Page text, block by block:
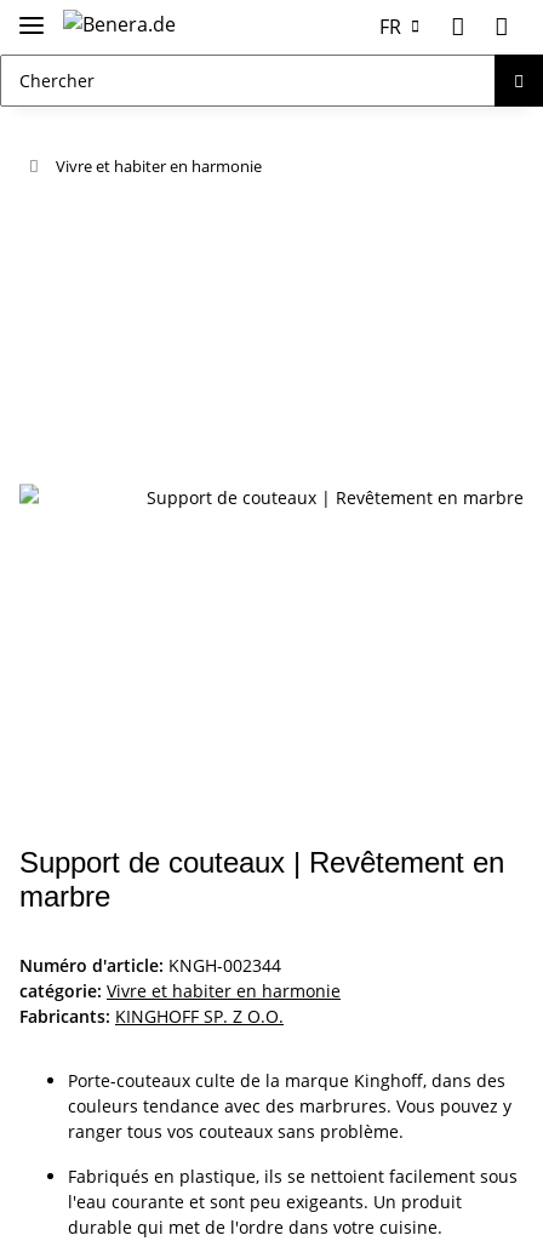
FR
Vivre et habiter en harmonie
Support de couteaux | Revêtement en
marbre
Numéro d'article: KNGH-002344
catégorie: Vivre et habiter en harmonie
Fabricants: KINGHOFF SP. Z O.O.
Porte-couteaux culte de la marque Kinghoff, dans des
couleurs tendance avec des marbrures. Vous pouvez y
ranger tous vos couteaux sans problème.
Fabriqués en plastique, ils se nettoient facilement sous
l'eau courante et sont peu exigeants. Un produit
durable qui met de l'ordre dans votre cuisine.